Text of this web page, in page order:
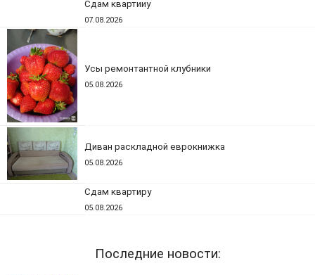
Сдам квартииу
07.08.2026
Усы ремонтантной клубники
05.08.2026
Диван раскладной еврокнижка
05.08.2026
Сдам квартиру
05.08.2026
Последние новости: